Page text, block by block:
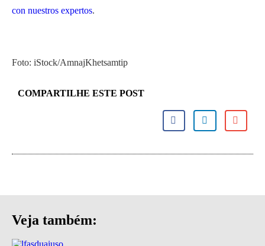
con nuestros expertos.
Foto: iStock/AmnajKhetsamtip
COMPARTILHE ESTE POST
Veja também: